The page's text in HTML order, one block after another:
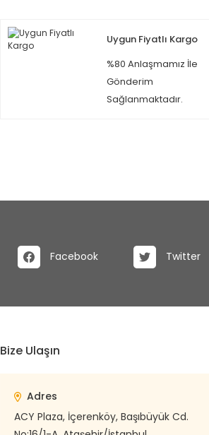
Uygun Fiyatlı Kargo
%80 Anlaşmamız İle
Gönderim
Sağlanmaktadır.
Facebook Twitter
Bize Ulaşın
Adres
ACY Plaza, İçerenköy, Başıbüyük Cd.